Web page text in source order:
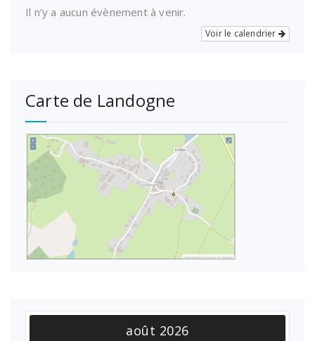
Il n’y a aucun évènement à venir.
Voir le calendrier
Carte de Landogne
août 2026